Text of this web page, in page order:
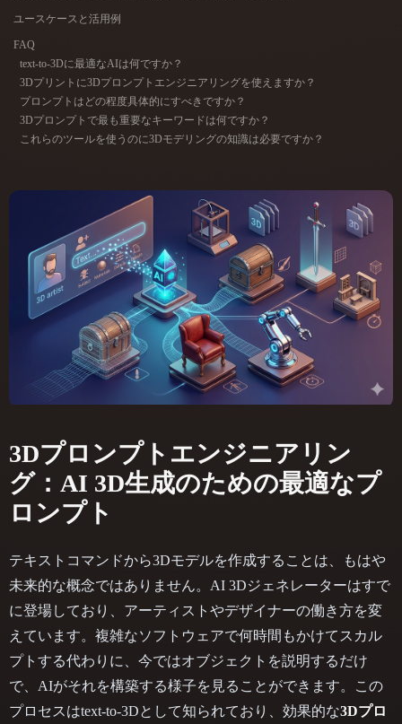
ComfyUI
スタイル
Abstract Anime Cartoon
Isometric Low Poly Medieval
Minimalist Modern Organic Photorealistic
Pixel Art Realistic Retro Stylized
ユースケースと活用例
FAQ
text-to-3Dに最適なAIは何ですか？
3Dプリントに3Dプロンプトエンジニアリングを使えますか？
プロンプトはどの程度具体的にすべきですか？
3Dプロンプトで最も重要なキーワードは何ですか？
これらのツールを使うのに3Dモデリングの知識は必要ですか？
3Dプロンプトエンジニアリン
グ：AI 3D生成のための最適なプ
ロンプト
テキストコマンドから3Dモデルを作成することは、もはや
未来的な概念ではありません。AI 3Dジェネレーターはすで
に登場しており、アーティストやデザイナーの働き方を変
えています。複雑なソフトウェアで何時間もかけてスカル
プトする代わりに、今ではオブジェクトを説明するだけ
で、AIがそれを構築する様子を見ることができます。この
プロセスはtext-to-3Dとして知られており、効果的な3Dプロ